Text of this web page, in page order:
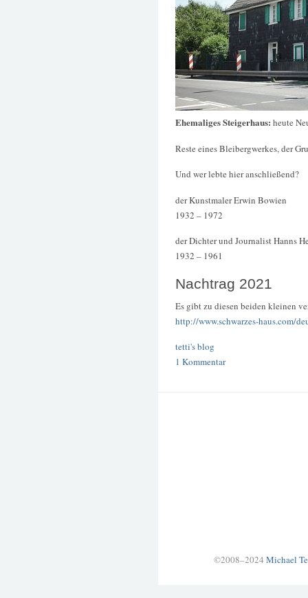
Ehemaliges Steigerhaus: heute
Reste eines Bleibergwerkes, der
Und wer lebte hier anschließend?
der Kunstmaler Erwin Bowien
1932 – 1972
der Dichter und Journalist Hanns
1932 – 1961
Nachtrag 2021
Es gibt zu diesen beiden kleinen
http://www.schwarzes-haus.com/
tetti's blog
1 Kommentar
©2008–2024 Michael